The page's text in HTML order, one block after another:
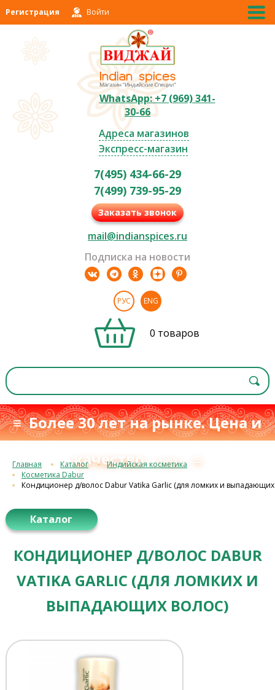
Регистрация Войти
WhatsApp: +7 (969) 341-
30-66
Адреса магазинов
Экспресс-магазин
7(495) 434-66-29
7(499) 739-95-29
Заказать звонок
mail@indianspices.ru
Подписка на новости
РУС ENG
0 товаров
≡ Более 30 лет на рынке. Цена и
качествос 1993 г.≡
Главная Каталог
Индийская косметика
Косметика Dabur
Кондиционер д/волос Dabur Vatika Garlic (для ломких и выпадающих
Каталог
КОНДИЦИОНЕР Д/ВОЛОС DABUR
VATIKA GARLIC (ДЛЯ ЛОМКИХ И
ВЫПАДАЮЩИХ ВОЛОС)